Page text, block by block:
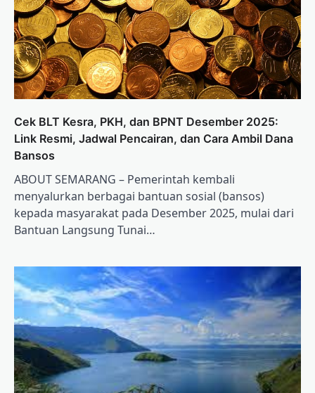
Cek BLT Kesra, PKH, dan BPNT Desember 2025:
Link Resmi, Jadwal Pencairan, dan Cara Ambil Dana
Bansos
ABOUT SEMARANG – Pemerintah kembali
menyalurkan berbagai bantuan sosial (bansos)
kepada masyarakat pada Desember 2025, mulai dari
Bantuan Langsung Tunai…